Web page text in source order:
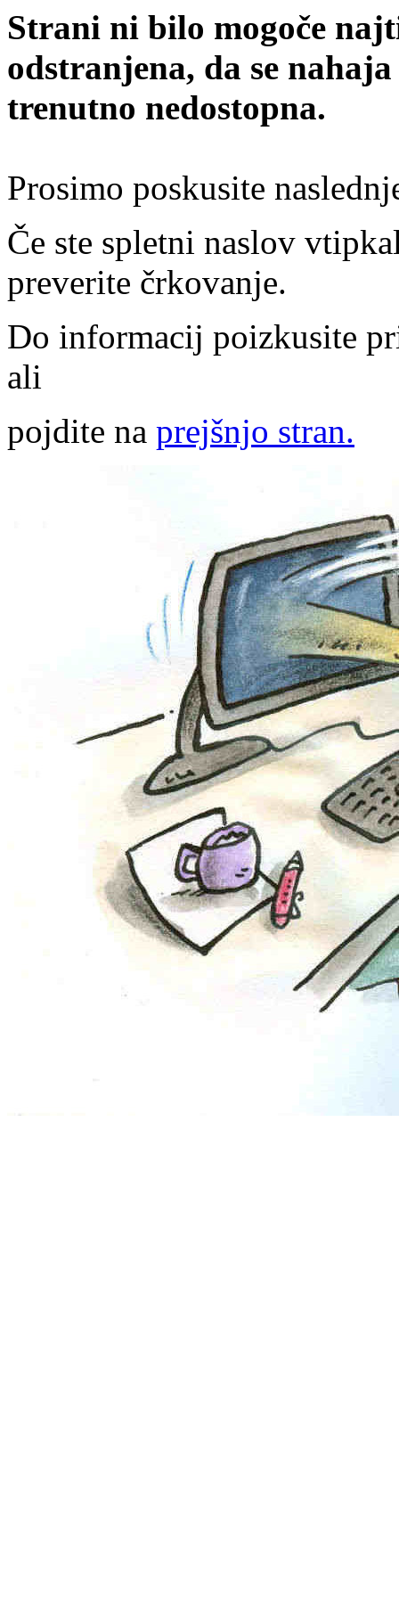
Strani ni bilo mogoče
odstranjena, da se
trenutno nedostopna.
Prosimo poskusite
Če ste spletni naslov
preverite črkovanje.
Do informacij poizkusite
ali
pojdite na prejšnjo stran.